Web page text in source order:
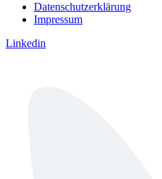
Datenschutzerklärung
Impressum
Linkedin